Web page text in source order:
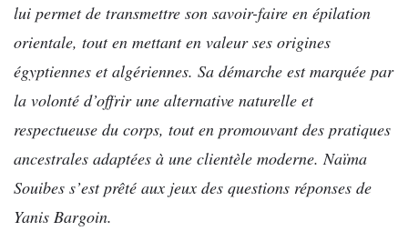
lui permet de transmettre son savoir-faire en épilation
orientale, tout en mettant en valeur ses origines
égyptiennes et algériennes. Sa démarche est marquée par
la volonté d’offrir une alternative naturelle et
respectueuse du corps, tout en promouvant des pratiques
ancestrales adaptées à une clientèle moderne. Naïma
Souibes s’est prêté aux jeux des questions réponses de
Yanis Bargoin.